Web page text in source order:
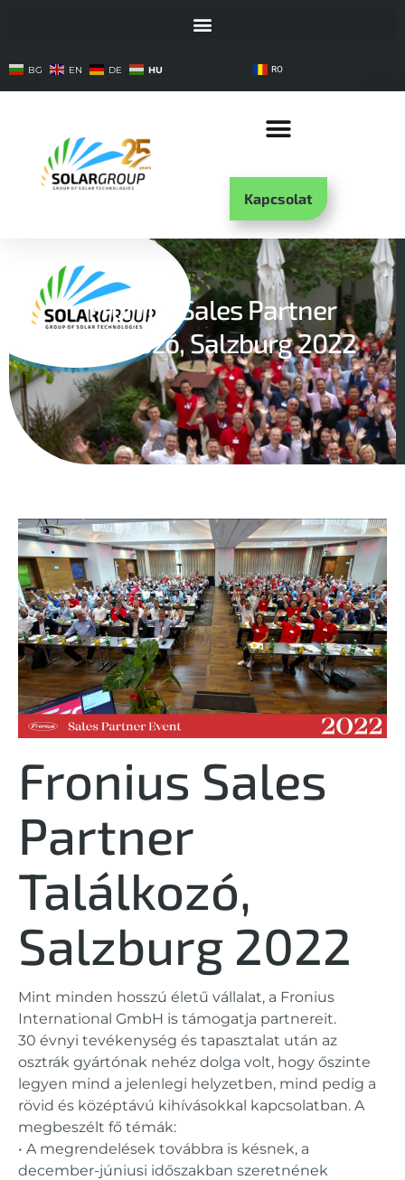
BG EN DE HU RO
Kapcsolat
Fronius Sales Partner
Találkozó, Salzburg 2022
Fronius Sales
Partner
Találkozó,
Salzburg 2022
Mint minden hosszú életű vállalat, a Fronius
International GmbH is támogatja partnereit.
30 évnyi tevékenység és tapasztalat után az
osztrák gyártónak nehéz dolga volt, hogy őszinte
legyen mind a jelenlegi helyzetben, mind pedig a
rövid és középtávú kihívásokkal kapcsolatban. A
megbeszélt fő témák:
• A megrendelések továbbra is késnek, a
december-júniusi időszakban szeretnének